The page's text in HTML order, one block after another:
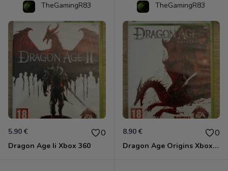
TheGamingR83
5.90 € 0
Dragon Age Ii Xbox 360
TheGamingR83
8.90 € 0
Dragon Age Origins Xbox 360